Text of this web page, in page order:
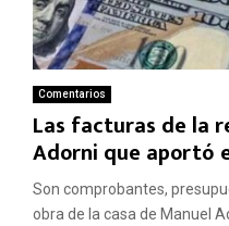
Comentarios
Las facturas de la
Adorni que aportó
Son comprobantes,
obra de la casa de Manuel